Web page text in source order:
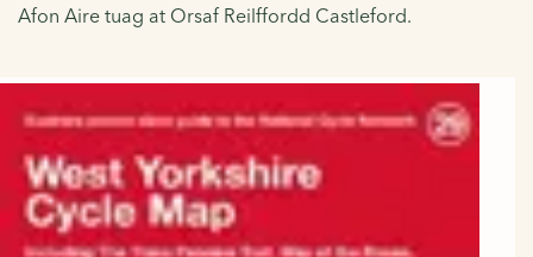
Afon Aire tuag at Orsaf Reilffordd Castleford.